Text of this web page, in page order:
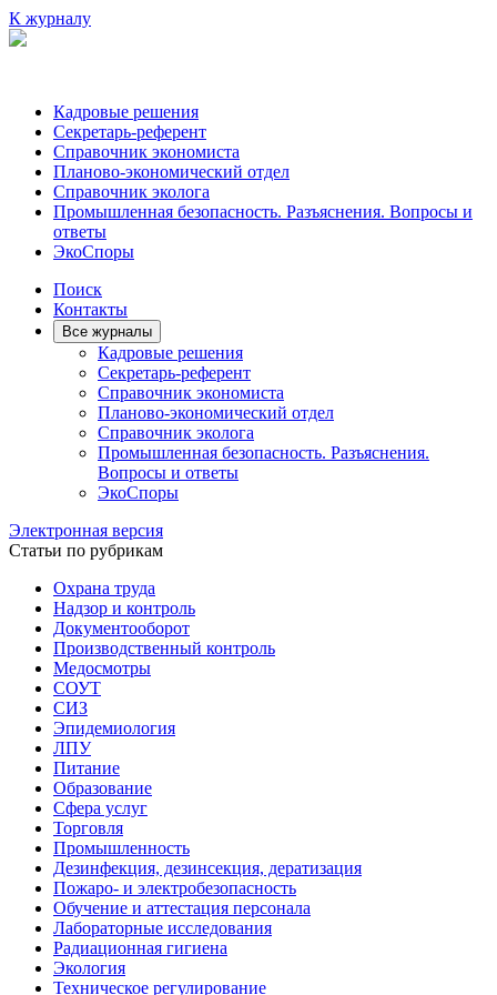
К журналу
Кадровые решения
Секретарь-референт
Справочник экономиста
Планово-экономический отдел
Справочник эколога
Промышленная безопасность. Разъяснения. Вопросы и
ответы
ЭкоСпоры
Поиск
Контакты
Все журналы
Кадровые решения
Секретарь-референт
Справочник экономиста
Планово-экономический отдел
Справочник эколога
Промышленная безопасность. Разъяснения.
Вопросы и ответы
ЭкоСпоры
Электронная версия
Статьи по рубрикам
Охрана труда
Надзор и контроль
Документооборот
Производственный контроль
Медосмотры
СОУТ
СИЗ
Эпидемиология
ЛПУ
Питание
Образование
Сфера услуг
Торговля
Промышленность
Дезинфекция, дезинсекция, дератизация
Пожаро- и электробезопасность
Обучение и аттестация персонала
Лабораторные исследования
Радиационная гигиена
Экология
Техническое регулирование